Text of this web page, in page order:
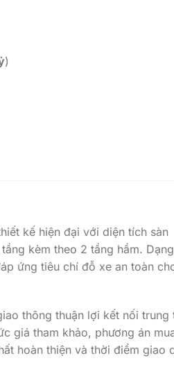
)
kế hiện đại với diện tích sàn
kèm theo 2 tầng hầm.
ứng tiêu chí đỗ xe an toàn
thông thuận lợi kết nối trung
giá tham khảo, phương án
hoàn thiện và thời điểm giao